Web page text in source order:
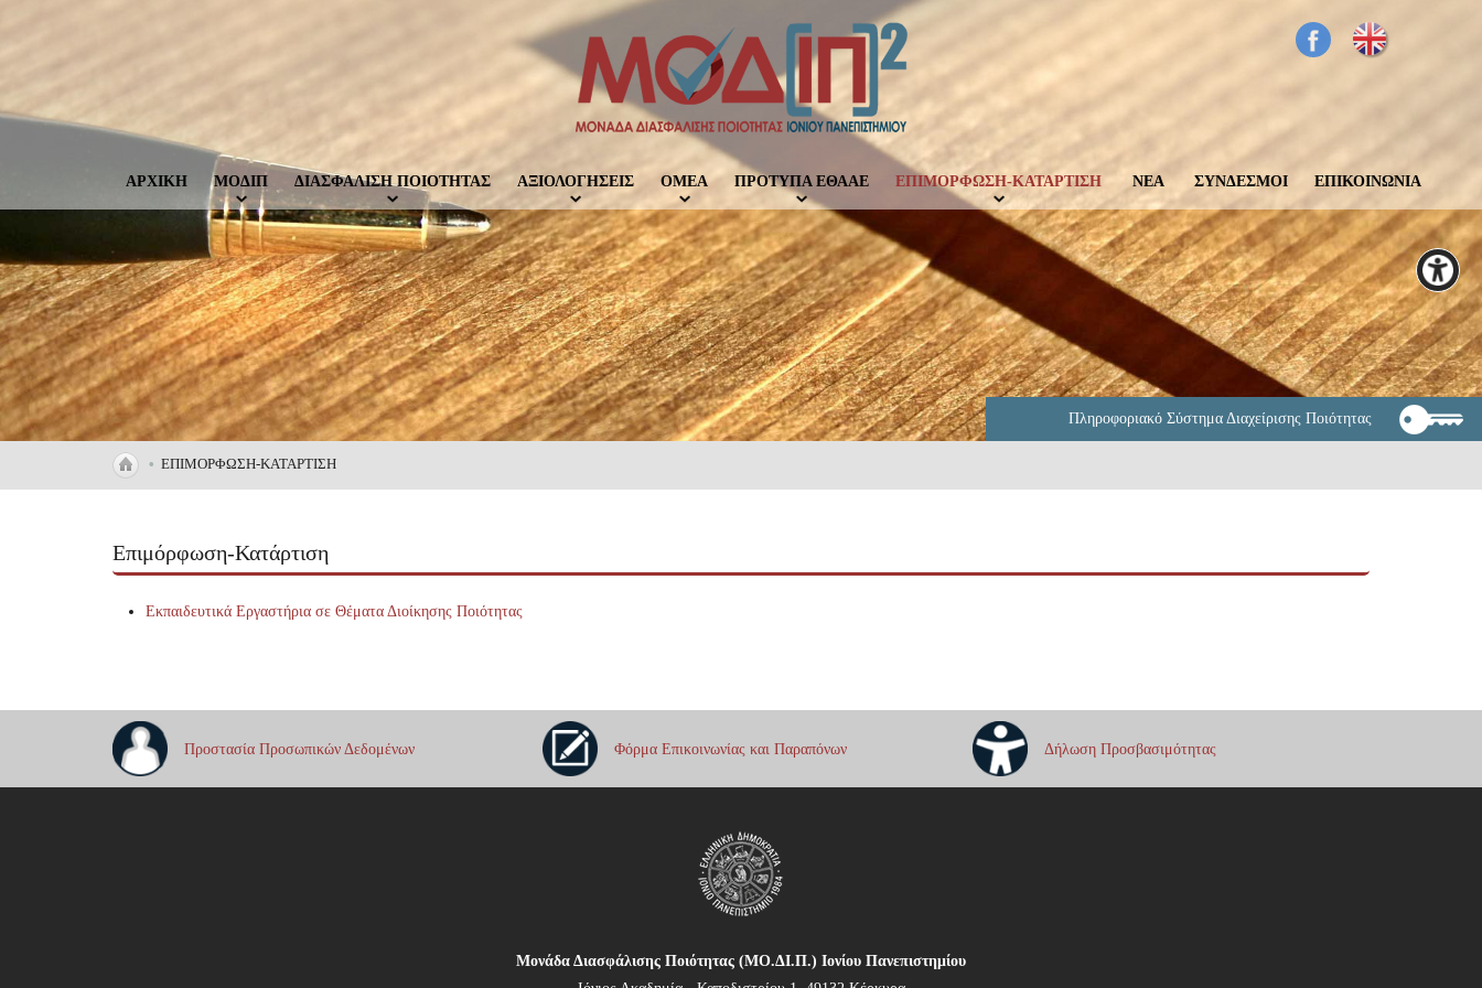
ΑΡΧΙΚΗ ΜΟΔΙΠ ΔΙΑΣΦΑΛΙΣΗ ΠΟΙΟΤΗΤΑΣ ΑΞΙΟΛΟΓΗΣΕΙΣ ΟΜΕΑ ΠΡΟΤΥΠΑ ΕΘΑΑΕ ΕΠΙΜΟΡΦΩΣΗ-ΚΑΤΑΡΤΙΣΗ ΝΕΑ ΣΥΝΔΕΣΜΟΙ ΕΠΙΚΟΙΝΩΝΙΑ
Πληροφοριακό Σύστημα Διαχείρισης Ποιότητας
• ΕΠΙΜΟΡΦΩΣΗ-ΚΑΤΑΡΤΙΣΗ
Επιμόρφωση-Κατάρτιση
Εκπαιδευτικά Εργαστήρια σε Θέματα Διοίκησης Ποιότητας
Προστασία Προσωπικών Δεδομένων Φόρμα Επικοινωνίας και Παραπόνων Δήλωση Προσβασιμότητας
Μονάδα Διασφάλισης Ποιότητας (ΜΟ.ΔΙ.Π.) Ιονίου Πανεπιστημίου